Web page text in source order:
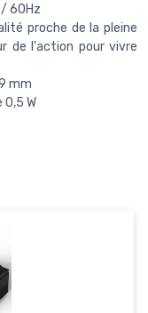
60Hz
proche de la pleine
de l'action pour vivre
mm
0,5 W